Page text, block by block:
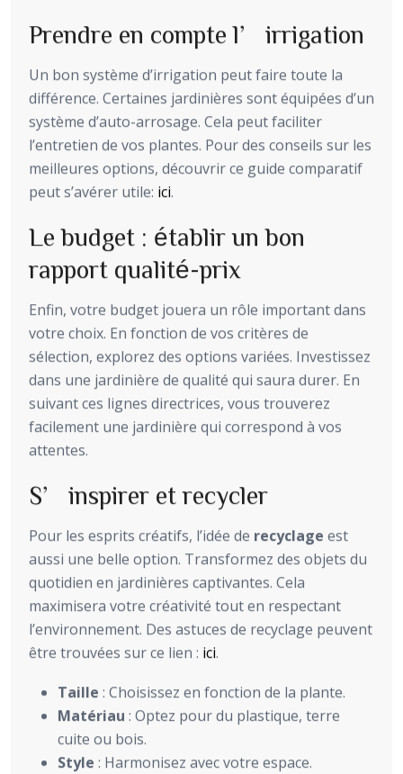
Prendre en compte l’irrigation
Un bon système d’irrigation peut faire toute la
différence. Certaines jardinières sont équipées d’un
système d’auto-arrosage. Cela peut faciliter
l’entretien de vos plantes. Pour des conseils sur les
meilleures options, découvrir ce guide comparatif
peut s’avérer utile: ici.
Le budget : établir un bon
rapport qualité-prix
Enfin, votre budget jouera un rôle important dans
votre choix. En fonction de vos critères de
sélection, explorez des options variées. Investissez
dans une jardinière de qualité qui saura durer. En
suivant ces lignes directrices, vous trouverez
facilement une jardinière qui correspond à vos
attentes.
S’inspirer et recycler
Pour les esprits créatifs, l’idée de recyclage est
aussi une belle option. Transformez des objets du
quotidien en jardinières captivantes. Cela
maximisera votre créativité tout en respectant
l’environnement. Des astuces de recyclage peuvent
être trouvées sur ce lien : ici.
Taille : Choisissez en fonction de la plante.
Matériau : Optez pour du plastique, terre
cuite ou bois.
Style : Harmonisez avec votre espace.